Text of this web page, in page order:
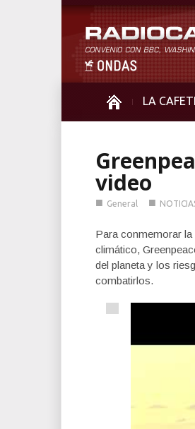
LA
video
■ General ■
Para conmemorar
climático,
del planeta y los
combatirlos.